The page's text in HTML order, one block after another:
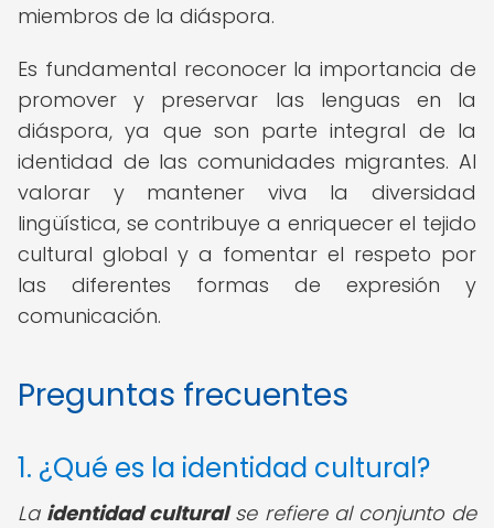
miembros de la diáspora.
Es fundamental reconocer la importancia de
promover y preservar las lenguas en la
diáspora, ya que son parte integral de la
identidad de las comunidades migrantes. Al
valorar y mantener viva la diversidad
lingüística, se contribuye a enriquecer el tejido
cultural global y a fomentar el respeto por
las diferentes formas de expresión y
comunicación.
Preguntas frecuentes
1. ¿Qué es la identidad cultural?
La identidad culturalse refiere al conjunto de